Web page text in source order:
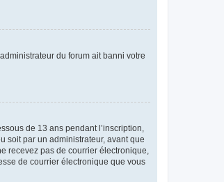
du forum ait banni votre
de 13 ans pendant l’inscription,
soit par un administrateur, avant que
recevez pas de courrier électronique,
de courrier électronique que vous